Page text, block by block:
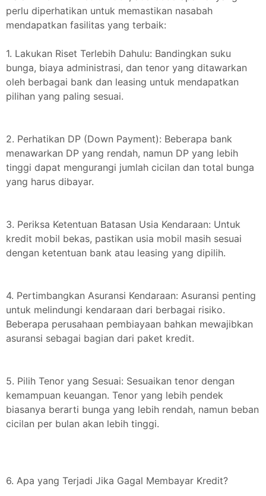
perlu diperhatikan untuk memastikan nasabah
mendapatkan fasilitas yang terbaik:
1. Lakukan Riset Terlebih Dahulu: Bandingkan suku
bunga, biaya administrasi, dan tenor yang ditawarkan
oleh berbagai bank dan leasing untuk mendapatkan
pilihan yang paling sesuai.
2. Perhatikan DP (Down Payment): Beberapa bank
menawarkan DP yang rendah, namun DP yang lebih
tinggi dapat mengurangi jumlah cicilan dan total bunga
yang harus dibayar.
3. Periksa Ketentuan Batasan Usia Kendaraan: Untuk
kredit mobil bekas, pastikan usia mobil masih sesuai
dengan ketentuan bank atau leasing yang dipilih.
4. Pertimbangkan Asuransi Kendaraan: Asuransi penting
untuk melindungi kendaraan dari berbagai risiko.
Beberapa perusahaan pembiayaan bahkan mewajibkan
asuransi sebagai bagian dari paket kredit.
5. Pilih Tenor yang Sesuai: Sesuaikan tenor dengan
kemampuan keuangan. Tenor yang lebih pendek
biasanya berarti bunga yang lebih rendah, namun beban
cicilan per bulan akan lebih tinggi.
6. Apa yang Terjadi Jika Gagal Membayar Kredit?